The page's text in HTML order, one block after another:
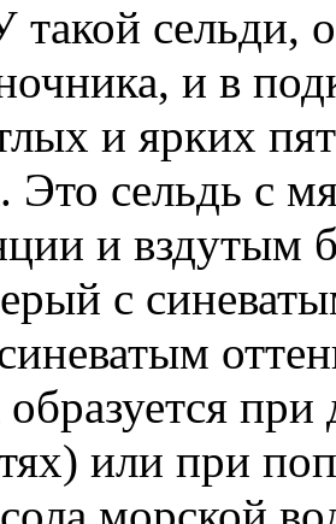
такой сельди,
и в
и ярких
Это сельдь с
и
с
или при